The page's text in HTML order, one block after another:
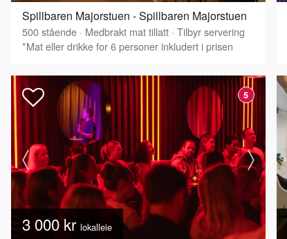
Spillbaren Majorstuen - Spillbaren Majorstuen
500stående · Medbrakt mat tillatt · Tilbyr servering
*Mat eller drikke for 6 personer inkludert i prisen
5
3 000 kr lokalleie